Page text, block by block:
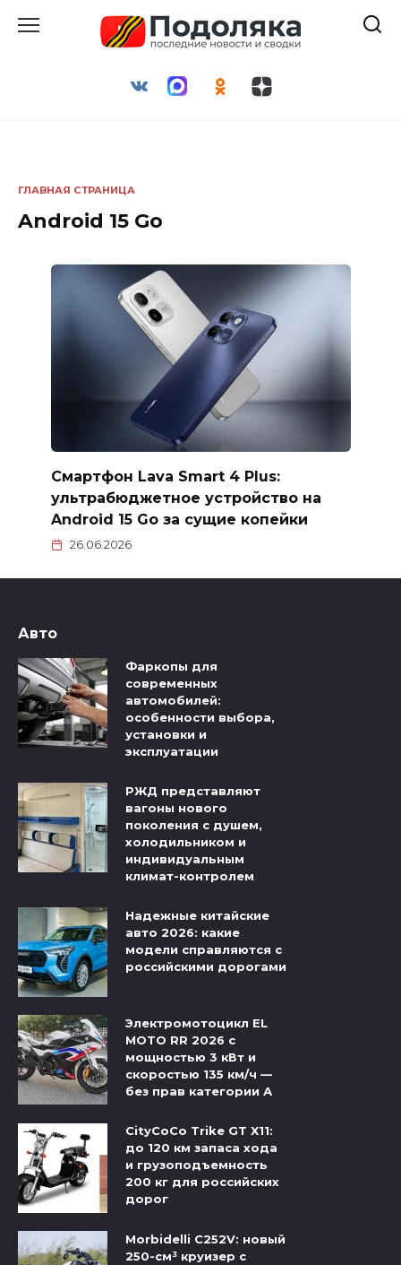
ГЛАВНАЯ СТРАНИЦА
Android 15 Go
Смартфон Lava Smart 4 Plus:
ультрабюджетное устройство на
Android 15 Go за сущие копейки
26.06.2026
Авто
Фаркопы для
современных
автомобилей:
особенности выбора,
установки и
эксплуатации
РЖД представляют
вагоны нового
поколения с душем,
холодильником и
индивидуальным
климат-контролем
Надежные китайские
авто 2026: какие
модели справляются с
российскими дорогами
Электромотоцикл EL
MOTO RR 2026 с
мощностью 3 кВт и
скоростью 135 км/ч —
без прав категории А
CityCoCo Trike GT X11:
до 120 км запаса хода
и грузоподъемность
200 кг для российских
дорог
Morbidelli C252V: новый
250-см³ круизер с